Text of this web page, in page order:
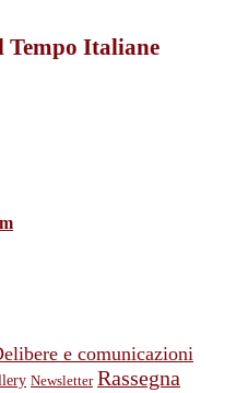
Tempo Italiane
e comunicazioni
Newsletter Rassegna